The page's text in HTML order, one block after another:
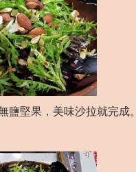
鹽堅果，美味沙拉就完成。